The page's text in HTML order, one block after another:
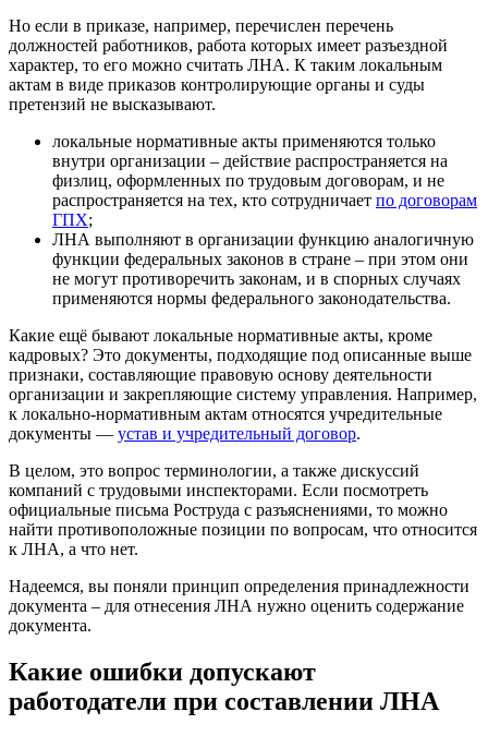
Но если в приказе, например, перечислен перечень
должностей работников, работа которых имеет разъездной
характер, то его можно считать ЛНА. К таким локальным
актам в виде приказов контролирующие органы и суды
претензий не высказывают.
локальные нормативные акты применяются только
внутри организации – действие распространяется на
физлиц, оформленных по трудовым договорам, и не
распространяется на тех, кто сотрудничает по договорам
ГПХ;
ЛНА выполняют в организации функцию аналогичную
функции федеральных законов в стране – при этом они
не могут противоречить законам, и в спорных случаях
применяются нормы федерального законодательства.
Какие ещё бывают локальные нормативные акты, кроме
кадровых? Это документы, подходящие под описанные выше
признаки, составляющие правовую основу деятельности
организации и закрепляющие систему управления. Например,
к локально-нормативным актам относятся учредительные
документы — устав и учредительный договор.
В целом, это вопрос терминологии, а также дискуссий
компаний с трудовыми инспекторами. Если посмотреть
официальные письма Роструда с разъяснениями, то можно
найти противоположные позиции по вопросам, что относится
к ЛНА, а что нет.
Надеемся, вы поняли принцип определения принадлежности
документа – для отнесения ЛНА нужно оценить содержание
документа.
Какие ошибки допускают
работодатели при составлении ЛНА